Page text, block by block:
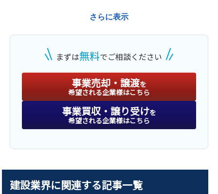
建機リース業
南関東地方
1億円～2億5,000万円
株式譲渡
土木建築等請負業
さらに表示
まずは無料でご相談ください
事業売却・譲渡を
希望される企業様はこちら
事業買収・譲り受けを
希望される企業様はこちら
建設業界に関連する記事一覧